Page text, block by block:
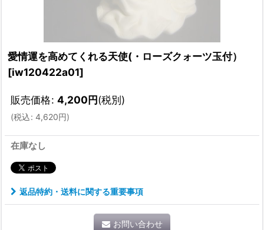
愛情運を高めてくれる天使(・ローズクォーツ玉付）
[iw120422a01]
販売価格: 4,200円(税別)
(税込: 4,620円)
在庫なし
返品特約・送料に関する重要事項
お問い合わせ